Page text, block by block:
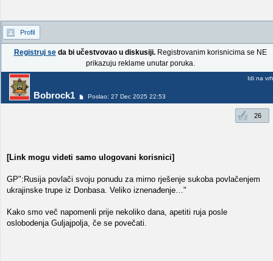
Profil
Registruj seda bi učestvovao u diskusiji.Registrovanim korisnicima se NE
prikazuju reklame unutar poruka.
Bobrock1 Poslao: 27 Dec 2025 22:53
Idi na vrh
26
[Link mogu videti samo ulogovani korisnici]
GP":Rusija povlači svoju ponudu za mirno rješenje sukoba povlačenjem
ukrajinske trupe iz Donbasa. Veliko iznenađenje…"
Kako smo več napomenli prije nekoliko dana, apetiti ruja posle
oslobodenja Guljajpolja, če se povečati.